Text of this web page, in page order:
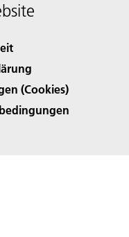
(Cookies)